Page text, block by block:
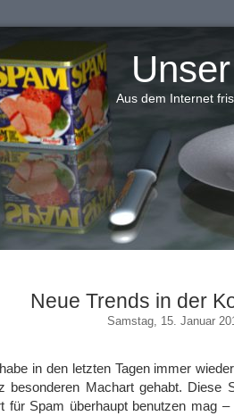
Aus dem Internet
Neue Trends in der
Samstag, 15. Januar
in den letzten Tagen immer
besonderen Machart gehabt.
für Spam überhaupt benutzen mag